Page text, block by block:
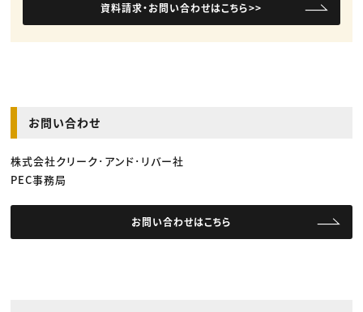
資料請求・お問い合わせはこちら>>
お問い合わせ
株式会社クリーク･アンド･リバー社
PEC事務局
お問い合わせはこちら